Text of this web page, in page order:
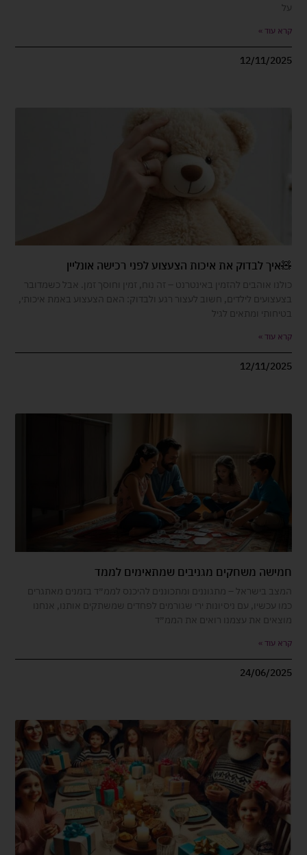
על
קרא עוד »
12/11/2025
🧸איך לבדוק את איכות הצעצוע לפני רכישה אונליין
כולנו אוהבים להזמין באינטרנט – זה נוח, זמין וחוסך זמן. אבל כשמדובר
בצעצועים לילדים, חשוב לעצור רגע ולבדוק: האם הצעצוע באמת איכותי,
בטיחותי ומתאים לגיל
קרא עוד »
12/11/2025
חמישה משחקים מגניבים שמתאימים לממד
המצב בישראל – מתגוננים ומתכוננים להיכנס לממ״ד בזמנים מאתגרים
כמו עכשיו, עם ניסיונות ירי שגורמים לפחדים שמשתקים אותנו, אנחנו
מוצאים את עצמנו רואים את הממ״ד
קרא עוד »
24/06/2025